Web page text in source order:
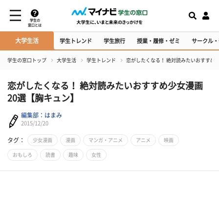
学生の
窓口とは
大学生活 学生トレンド 学生旅行 授業・履修・ゼミ サークル
学生の窓口トップ 大学生活 学生トレンド 恋がしたくなる！ 絶対読みたいおすすめ
恋がしたくなる！ 絶対読みたいおすすめ少女漫画
20選【胸キュン】
編集部：はまみ
2015/12/20
タグ： 少女漫画 漫画 マンガ・アニメ アニメ 映画
おもしろ 読書 趣味 女性